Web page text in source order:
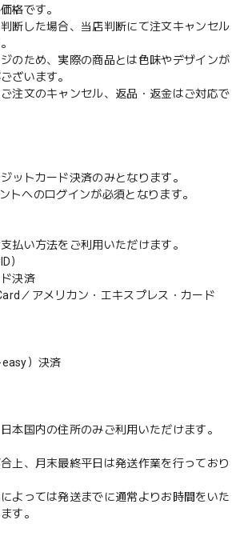
格です。
断した場合、当店判断にて注文キャンセル
のため、実際の商品とは色味やデザインが
ざいます。
注文のキャンセル、返品・返金はご対応で
ットカード決済のみとなります。
トへのログインが必須となります。
払い方法をご利用いただけます。
）
決済
／アメリカン・エキスプレス・カード
）決済
本国内の住所のみご利用いただけます。
上、月末最終平日は発送作業を行っており
よっては発送までに通常よりお時間をいた
す。